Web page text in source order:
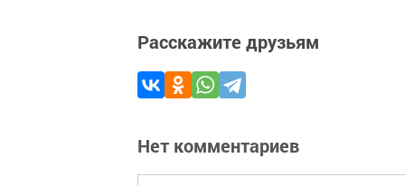
Расскажите друзьям
Нет комментариев